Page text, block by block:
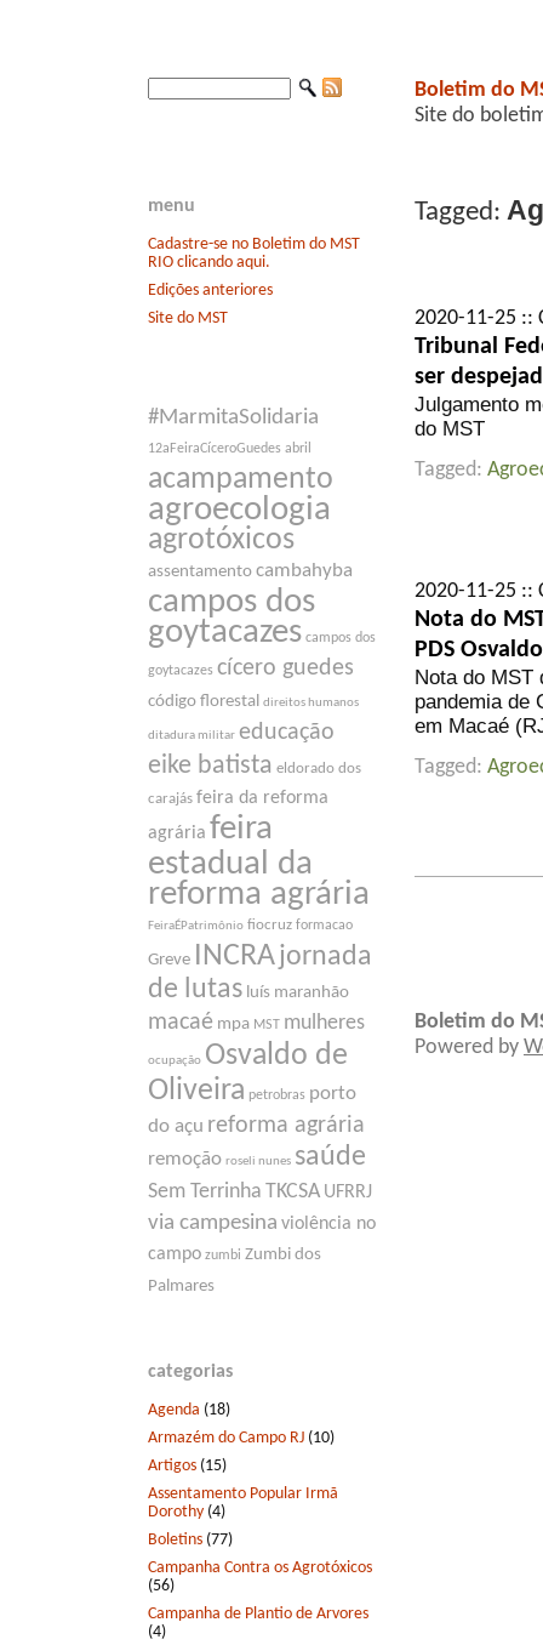
menu
Cadastre-se no Boletim do MST
RIO clicando aqui.
Edições anteriores
Site do MST
#MarmitaSolidaria
12aFeiraCíceroGuedes abril
acampamento
agroecologia
agrotóxicos
assentamento cambahyba
campos dos
goytacazes campos dos
goytacazes cícero guedes
código florestal direitos humanos
ditadura militar educação
eike batista eldorado dos
carajás feira da reforma
agrária feira
estadual da
reforma agrária
FeiraÉPatrimônio fiocruz formacao
Greve INCRA jornada
de lutas luís maranhão
macaé mpa MST mulheres
ocupação Osvaldo de
Oliveira petrobras porto
do açu reforma agrária
remoção roseli nunes saúde
Sem Terrinha TKCSA UFRRJ
via campesina violência no
campo zumbi Zumbi dos
Palmares
categorias
Agenda (18)
Armazém do Campo RJ (10)
Artigos (15)
Assentamento Popular Irmã
Dorothy (4)
Boletins (77)
Campanha Contra os Agrotóxicos
(56)
Campanha de Plantio de Arvores
(4)
Boletim do
Site do
Tagged:
2020-11-25 ::
Tribunal
ser
Julgamento
do MST
Tagged:
2020-11-25 ::
Nota do
PDS
Nota do MST
pandemia de
em Macaé
Tagged:
Boletim do
Powered by